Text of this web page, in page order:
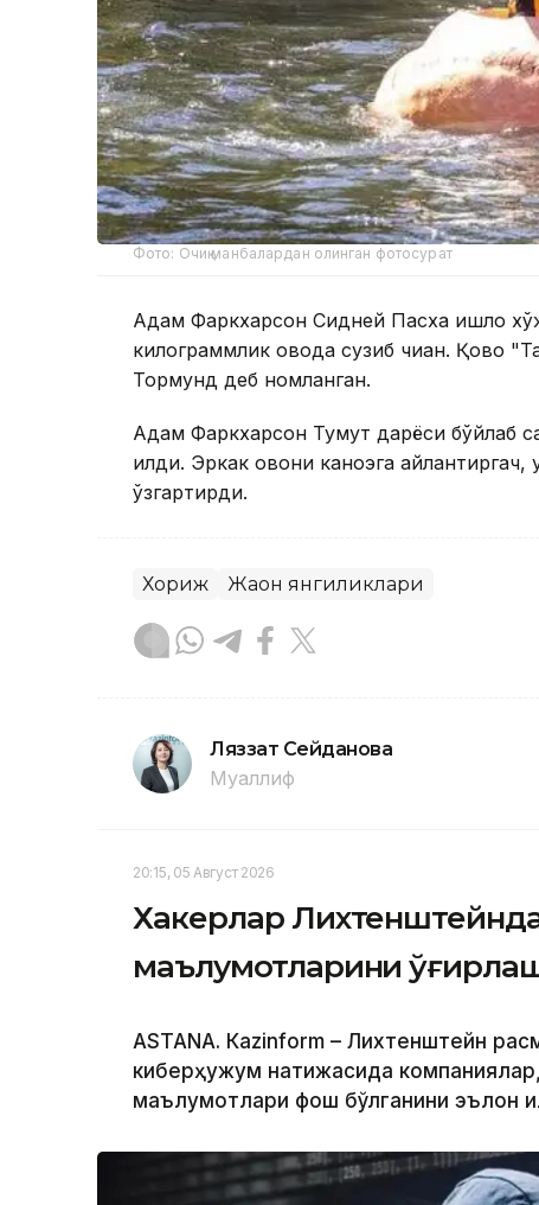
Фото: Очиқ манбалардан олинган фотосурат
Адам Фаркхарсон Сидней Пасха қишлоқ
килограммлик қовоқда сузиб чиққан.
Тормунд деб номланган.
Адам Фаркхарсон Тумут дарёси бўйлаб
қилди. Эркак қовоқни каноэга
ўзгартирди.
Хориж Жаҳон янгиликлари
Ляззат Сейданова
Муаллиф
20:15, 05 Август 2026
Хакерлар
маълумотларини
ASTANА. Кazinform – Лихтенштейн
киберҳужум натижасида
маълумотлари фош бўлганини эълон